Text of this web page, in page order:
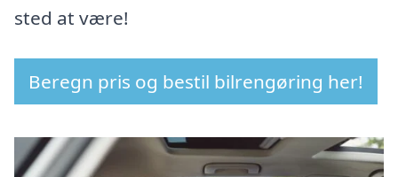
sted at være!
Beregn pris og bestil bilrengøring her!